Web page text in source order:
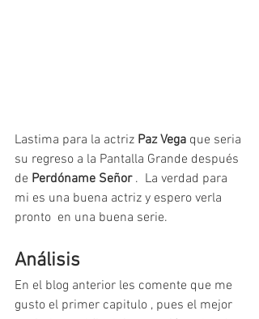
Lastima para la actriz Paz Vega que seria
su regreso a la Pantalla Grande después
de Perdóname Señor .  La verdad para
mi es una buena actriz y espero verla
pronto  en una buena serie.
Análisis
En el blog anterior les comente que me
gusto el primer capitulo , pues el mejor